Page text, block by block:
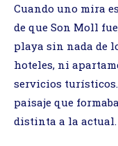
Cuando uno mira
de que Son Moll
playa sin nada de
hoteles, ni
servicios
paisaje que
distinta a la actual.